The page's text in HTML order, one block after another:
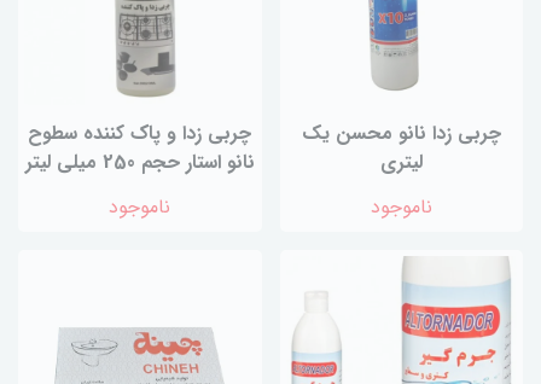
چربی زدا نانو محسن یک
لیتری
ناموجود
چربی زدا و پاک کننده سطوح
نانو استار حجم 250 میلی لیتر
ناموجود